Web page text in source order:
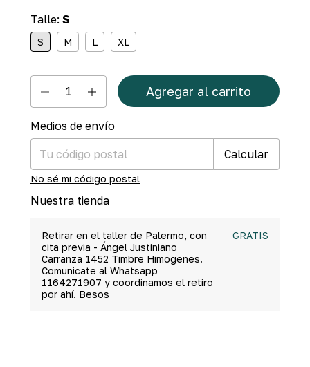
Talle: S
S M L XL
Entregas para el CP:
Medios de envío
Calcular
No sé mi código postal
Nuestra tienda
Retirar en el taller de Palermo, con
cita previa - Ángel Justiniano
Carranza 1452 Timbre Himogenes.
Comunicate al Whatsapp
1164271907 y coordinamos el retiro
por ahí. Besos
GRATIS